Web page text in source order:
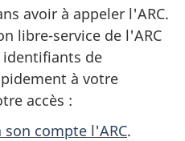
avoir à appeler l'ARC.
libre-service de l'ARC
identifiants de
à votre
accès :
son compte l'ARC.